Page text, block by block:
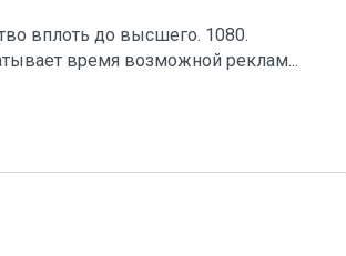
вплоть до высшего. 1080.
время возможной реклам...